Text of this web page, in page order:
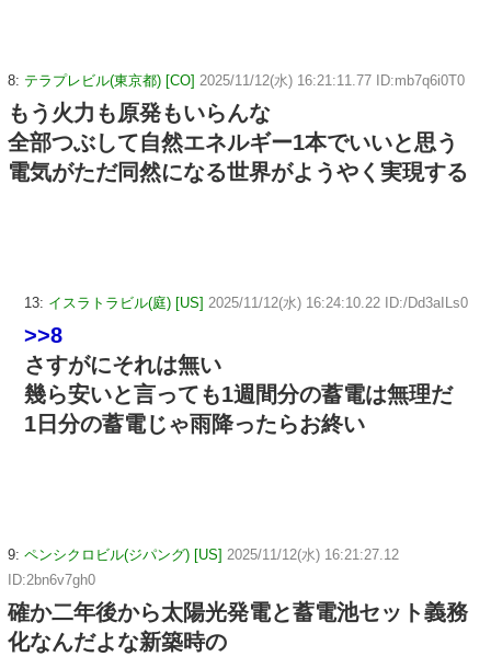
8: テラプレビル(東京都) [CO] 2025/11/12(水) 16:21:11.77 ID:mb7q6i0T0
もう火力も原発もいらんな
全部つぶして自然エネルギー1本でいいと思う
電気がただ同然になる世界がようやく実現する
13: イスラトラビル(庭) [US] 2025/11/12(水) 16:24:10.22 ID:/Dd3aILs0
>>8
さすがにそれは無い
幾ら安いと言っても1週間分の蓄電は無理だ
1日分の蓄電じゃ雨降ったらお終い
9: ペンシクロビル(ジパング) [US] 2025/11/12(水) 16:21:27.12
ID:2bn6v7gh0
確か二年後から太陽光発電と蓄電池セット義務
化なんだよな新築時の